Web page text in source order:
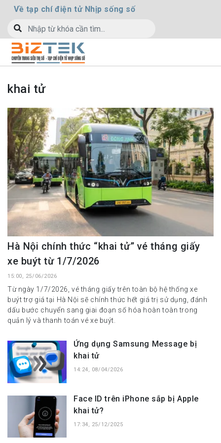
Về tạp chí điện tử Nhịp sống số
khai tử
Hà Nội chính thức “khai tử” vé tháng giấy
xe buýt từ 1/7/2026
15:00, 25/06/2026
Từ ngày 1/7/2026, vé tháng giấy trên toàn bộ hệ thống xe
buýt trợ giá tại Hà Nội sẽ chính thức hết giá trị sử dụng, đánh
dấu bước chuyển sang giai đoạn số hóa hoàn toàn trong
quản lý và thanh toán vé xe buýt.
Ứng dụng Samsung Message bị
khai tử
14:24, 08/04/2026
Face ID trên iPhone sắp bị Apple
khai tử?
17:34, 25/12/2025